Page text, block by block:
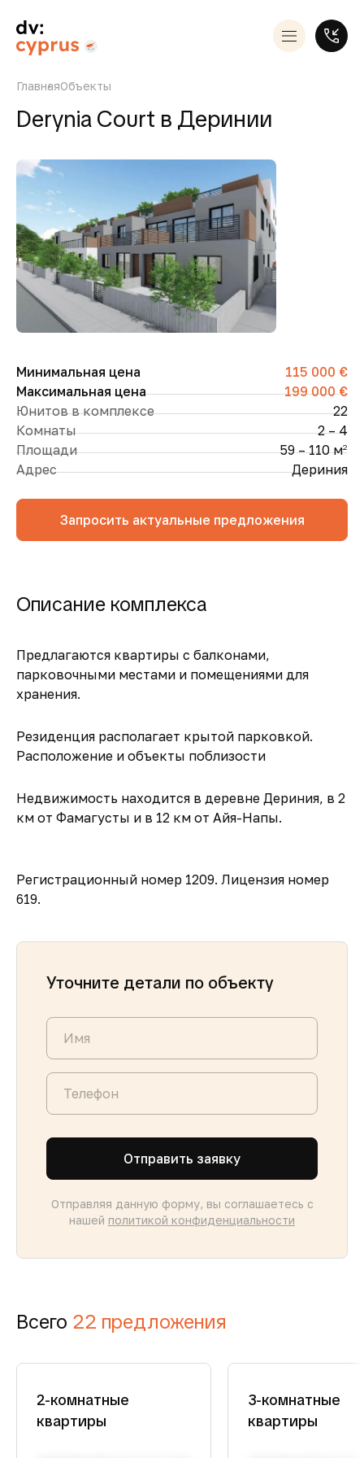
ГлавнаяОбъекты
Derynia Court в Деринии
Минимальная цена
115 000 €
Максимальная цена
199 000 €
Юнитов в комплексе
22
Комнаты
2 – 4
Площади
59 – 110 м2
Адрес Дериния
Запросить актуальные предложения
Описание комплекса
Предлагаются квартиры с балконами,
парковочными местами и помещениями для
хранения.
Резиденция располагает крытой парковкой.
Расположение и объекты поблизости
Недвижимость находится в деревне Дериния, в 2
км от Фамагусты и в 12 км от Айя-Напы.
Регистрационный номер 1209. Лицензия номер
619.
Уточните детали по объекту
Отправить заявку
Отправляя данную форму, вы соглашаетесь с
нашей политикой конфиденциальности
Всего 22 предложения
2-комнатные
квартиры
3-комнатные
квартиры